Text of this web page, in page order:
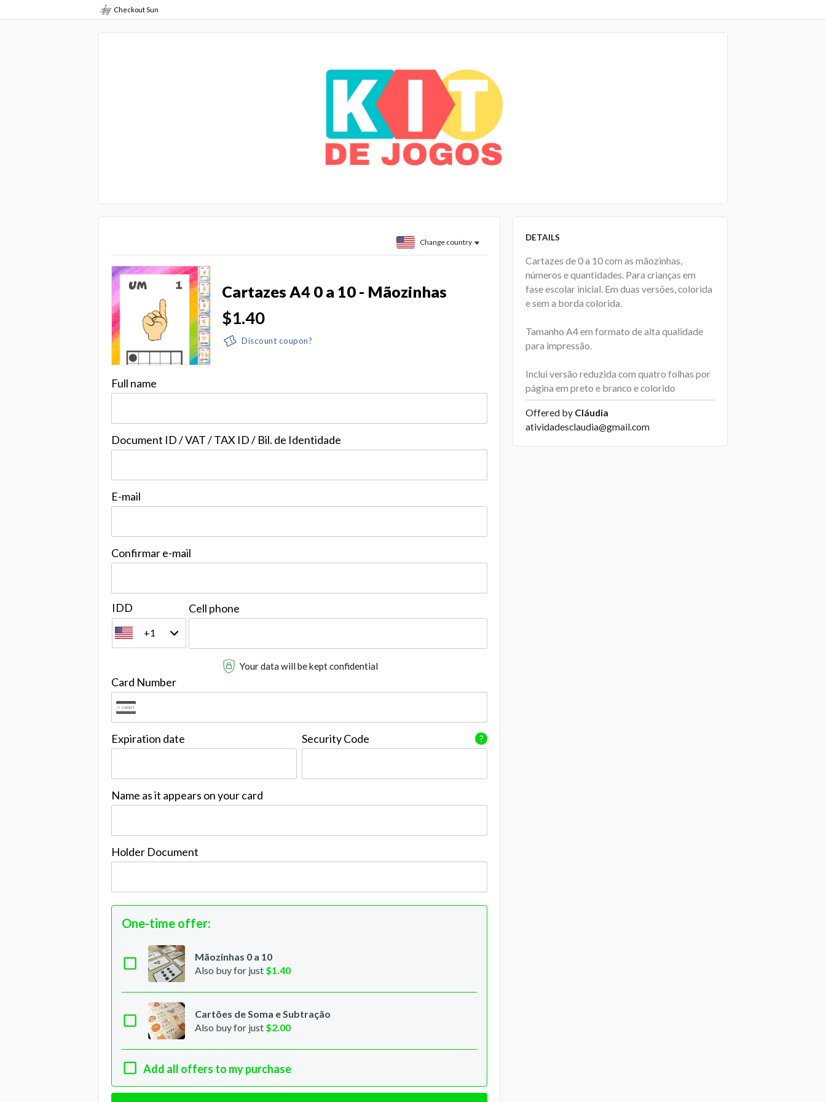
Checkout Sun
Change country
Cartazes A4 0 a 10 - Mãozinhas
$1.40
Discount coupon?
Full name
Document ID / VAT / TAX ID / Bil. de Identidade
E-mail
Confirmar e-mail
IDD
+1
Cell phone
Your data will be kept confidential
Card Number
Expiration date ?
Security Code
Name as it appears on your card
Holder Document
One-time offer:
Mãozinhas 0 a 10
Also buy for just $1.40
Cartões de Soma e Subtração
Also buy for just $2.00
Add all offers to my purchase
DETAILS
Cartazes de 0 a 10 com as mãozinhas,
números e quantidades. Para crianças em
fase escolar inicial. Em duas versões, colorida
e sem a borda colorida.
Tamanho A4 em formato de alta qualidade
para impressão.
Inclui versão reduzida com quatro folhas por
página em preto e branco e colorido
Offered by Cláudia
atividadesclaudia@gmail.com